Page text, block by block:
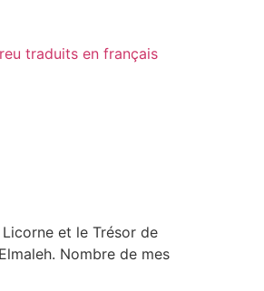
traduits en français
et le Trésor de
Nombre de mes